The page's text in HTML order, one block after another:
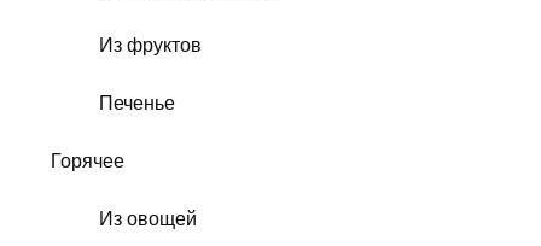
Из фруктов
Печенье
Горячее
Из овощей